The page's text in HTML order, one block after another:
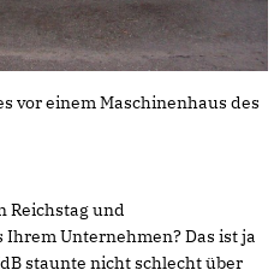
vor einem Maschinenhaus des
Reichstag und
Unternehmen? Das ist ja
staunte nicht schlecht über